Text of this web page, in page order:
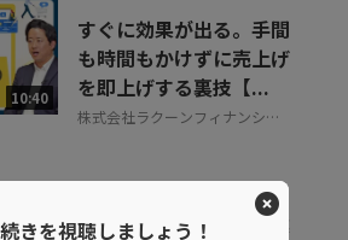
10:40
すぐに効果が出る。手間
も時間もかけずに売上げ
を即上げする裏技【...
株式会社ラクーンフィナンシャ
督促に費やす時間を事業
きを視聴しましょう！